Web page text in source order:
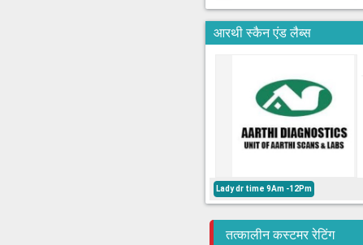
आरथी स्कैन एंड लैब्स
Lady dr time 9Am -12Pm
तत्कालीन कस्टमर रेटिंग